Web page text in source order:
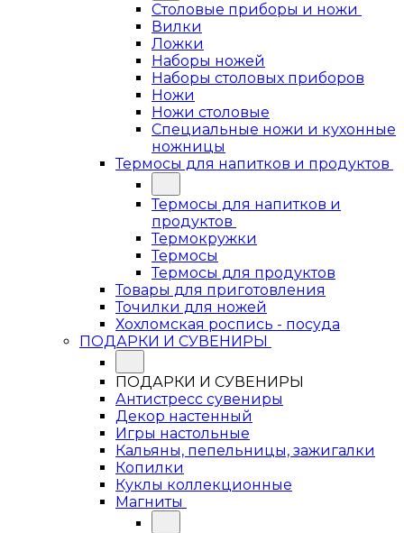
Столовые приборы и ножи
Вилки
Ложки
Наборы ножей
Наборы столовых приборов
Ножи
Ножи столовые
Специальные ножи и кухонные
ножницы
Термосы для напитков и продуктов
Термосы для напитков и
продуктов
Термокружки
Термосы
Термосы для продуктов
Товары для приготовления
Точилки для ножей
Хохломская роспись - посуда
ПОДАРКИ И СУВЕНИРЫ
ПОДАРКИ И СУВЕНИРЫ
Антистресс сувениры
Декор настенный
Игры настольные
Кальяны, пепельницы, зажигалки
Копилки
Куклы коллекционные
Магниты